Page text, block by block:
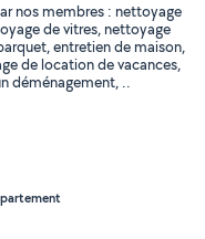
nos membres : nettoyage
de vitres, nettoyage
entretien de maison,
de location de vacances,
déménagement, ..